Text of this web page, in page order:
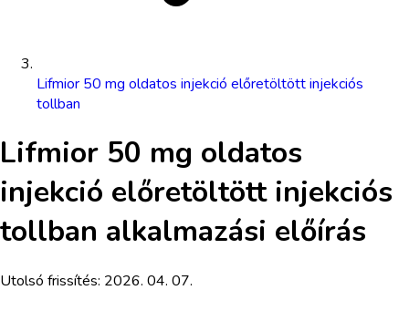
Lifmior 50 mg oldatos injekció előretöltött injekciós
tollban
Lifmior 50 mg oldatos
injekció előretöltött injekciós
tollban alkalmazási előírás
Utolsó frissítés: 2026. 04. 07.